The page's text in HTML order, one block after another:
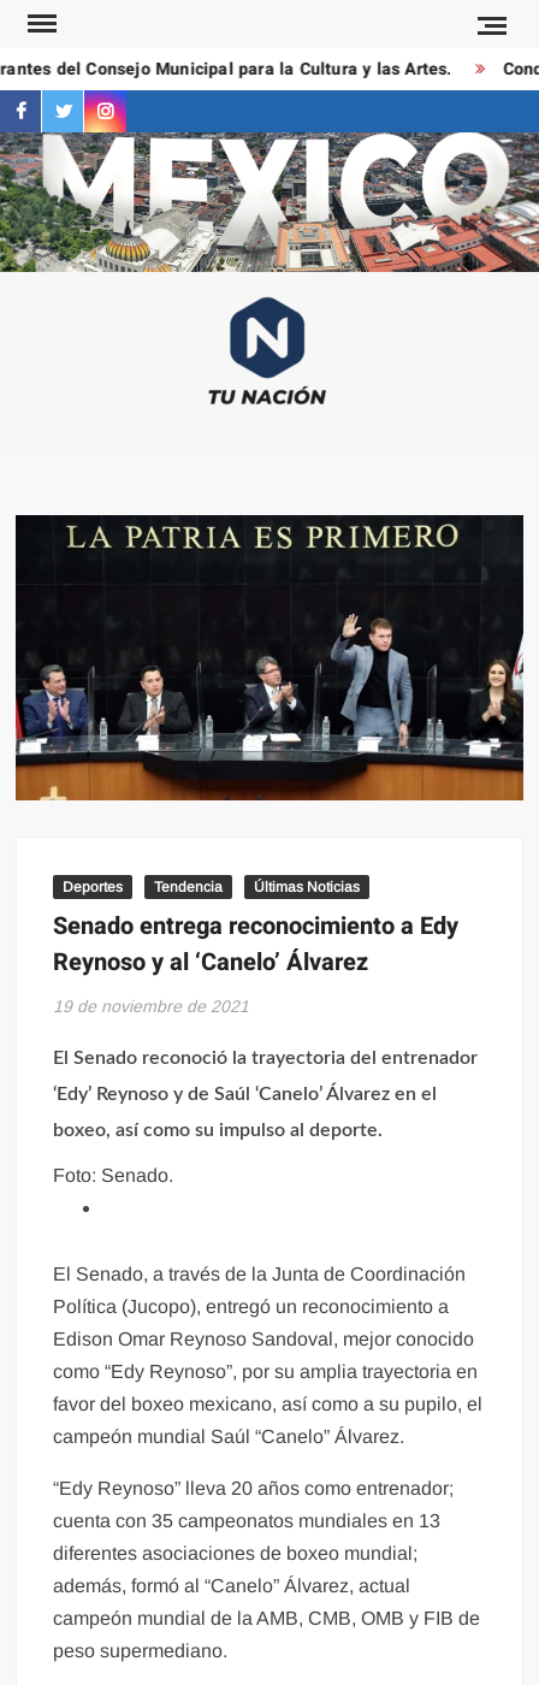
Saltar
contenidodel Consejo Municipal para la Cultura y las Artes.
facebook
twitterinstagram
Deportes Tendencia Últimas Noticias
Senado entrega reconocimiento a Edy
Reynoso y al ‘Canelo’ Álvarez
19 de noviembre de 2021
El Senado reconoció la trayectoria del entrenador
‘Edy’ Reynoso y de Saúl ‘Canelo’ Álvarez en el
boxeo, así como su impulso al deporte.
Foto: Senado.
El Senado, a través de la Junta de Coordinación
Política (Jucopo), entregó un reconocimiento a
Edison Omar Reynoso Sandoval, mejor conocido
como “Edy Reynoso”, por su amplia trayectoria en
favor del boxeo mexicano, así como a su pupilo, el
campeón mundial Saúl “Canelo” Álvarez.
“Edy Reynoso” lleva 20 años como entrenador;
cuenta con 35 campeonatos mundiales en 13
diferentes asociaciones de boxeo mundial;
además, formó al “Canelo” Álvarez, actual
campeón mundial de la AMB, CMB, OMB y FIB de
peso supermediano.